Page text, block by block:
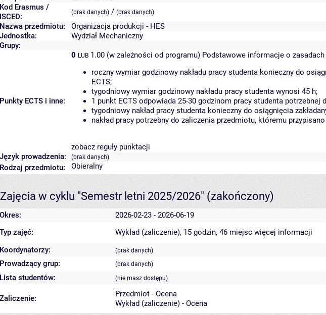
Kod Erasmus /
ISCED:
(brak danych) / (brak danych)
Nazwa przedmiotu:
Organizacja produkcji - HES
Jednostka:
Wydział Mechaniczny
Grupy:
Punkty ECTS i inne:
0 LUB 1.00 (w zależności od programu) Podstawowe informacje o
roczny wymiar godzinowy nakładu pracy studenta konieczny do
ECTS;
tygodniowy wymiar godzinowy nakładu pracy studenta wynosi 45 h;
1 punkt ECTS odpowiada 25-30 godzinom pracy studenta
tygodniowy nakład pracy studenta konieczny do osiągnięcia
nakład pracy potrzebny do zaliczenia przedmiotu, któremu
zobacz reguły punktacji
Język prowadzenia:
(brak danych)
Rodzaj przedmiotu: Obieralny
Zajęcia w cyklu "Semestr letni 2025/2026" (zakończony)
Okres: 2026-02-23 - 2026-06-19
Typ zajęć: Wykład (zaliczenie), 15 godzin, 46 miejsc więcej informacji
Koordynatorzy:
(brak danych)
Prowadzący grup: (brak danych)
Lista studentów: (nie masz dostępu)
Zaliczenie:
Przedmiot - Ocena
Wykład (zaliczenie) - Ocena